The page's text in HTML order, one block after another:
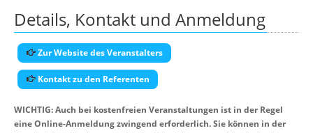
Details, Kontakt und Anmeldung
Zur Website des Veranstalters
Kontakt zu den Referenten
WICHTIG: Auch bei kostenfreien Veranstaltungen ist in der Regel
eine Online-Anmeldung zwingend erforderlich. Sie können in der